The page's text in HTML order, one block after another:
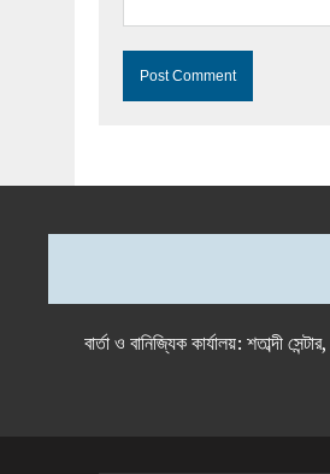
বার্তা ও বানিজ্যিক কার্যালয়: